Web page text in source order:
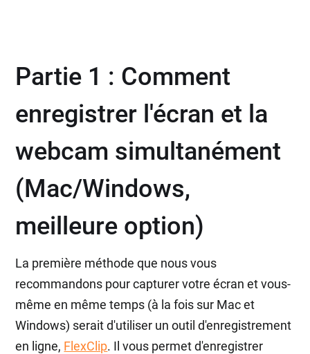
Partie 1 : Comment
enregistrer l'écran et la
webcam simultanément
(Mac/Windows,
meilleure option)
La première méthode que nous vous
recommandons pour capturer votre écran et vous-
même en même temps (à la fois sur Mac et
Windows) serait d'utiliser un outil d'enregistrement
en ligne, FlexClip. Il vous permet d'enregistrer